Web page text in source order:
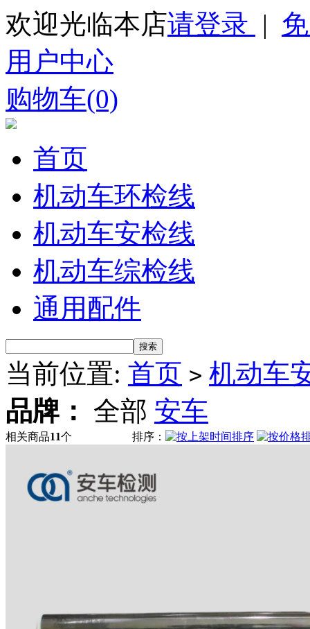
欢迎光临本店请登录 |
用户中心
购物车(0)
首页
机动车环检线
机动车安检线
机动车综检线
通用配件
当前位置: 首页 > 机动车
品牌：
全部 安车
相关商品11个 排序：